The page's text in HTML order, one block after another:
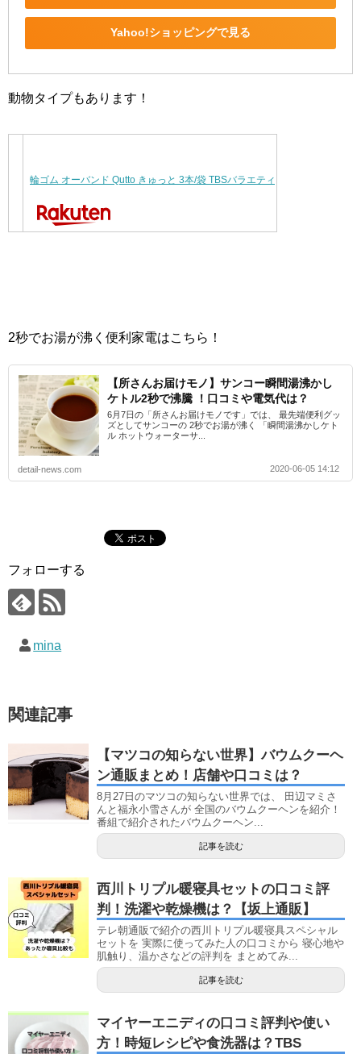
Yahoo!ショッピングで見る
動物タイプもあります！
輪ゴム オーバンド Qutto きゅっと 3本/袋 TBSバラエティ番組で紹介！…
2秒でお湯が沸く便利家電はこちら！
【所さんお届けモノ】サンコー瞬間湯沸かし
ケトル2秒で沸騰 ！口コミや電気代は？
6月7日の「所さんお届けモノです」では、 最先端便利グッ
ズとしてサンコーの 2秒でお湯が沸く 「瞬間湯沸かしケト
ル ホットウォーターサ...
detail-news.com 2020-06-05 14:12
フォローする
mina
関連記事
【マツコの知らない世界】バウムクーヘ
ン通販まとめ！店舗や口コミは？
8月27日のマツコの知らない世界では、 田辺マミさ
んと福永小雪さんが 全国のバウムクーヘンを紹介！
番組で紹介されたバウムクーヘン...
記事を読む
西川トリプル暖寝具セットの口コミ評
判！洗濯や乾燥機は？【坂上通販】
テレ朝通販で紹介の西川トリプル暖寝具スペシャル
セットを 実際に使ってみた人の口コミから 寝心地や
肌触り、温かさなどの評判を まとめてみ...
記事を読む
マイヤーエニディの口コミ評判や使い
方！時短レシピや食洗器は？TBS